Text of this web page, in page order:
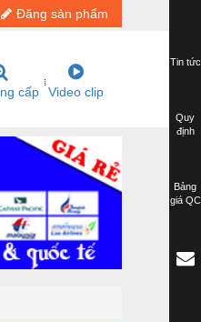
Đăng sản phẩm
cấp Video clip
Tin tức
Quy
định
Bảng
giá QC